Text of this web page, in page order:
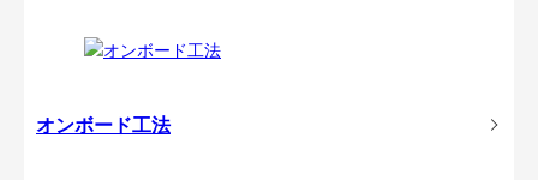
オンボード工法